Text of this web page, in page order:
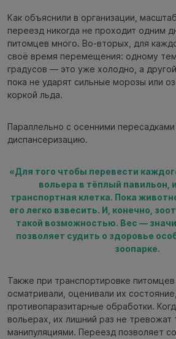
Как объяснили в организации,
переезд никогда не проходит одним
питомцев много. Во-вторых, для
своё время перемещения: одному
градусов — это уже холодно, а другой
пока не ударят сильные морозы или
коркой льда.
Параллельно с осенними
диспансеризацию.
«Для того чтобы перевести
вольера в тёплый павильон,
транспортная клетка. Пока
его легко взвесить. И, конечно,
такой возможностью. Вес —
позволяет судить о здоровье
зоопарке.
Также при транспортировке
осматривали, оценивали их
противопаразитарные обработки.
вольерах, их лишний раз не тревожат
манипуляциями. Переезд позволяет